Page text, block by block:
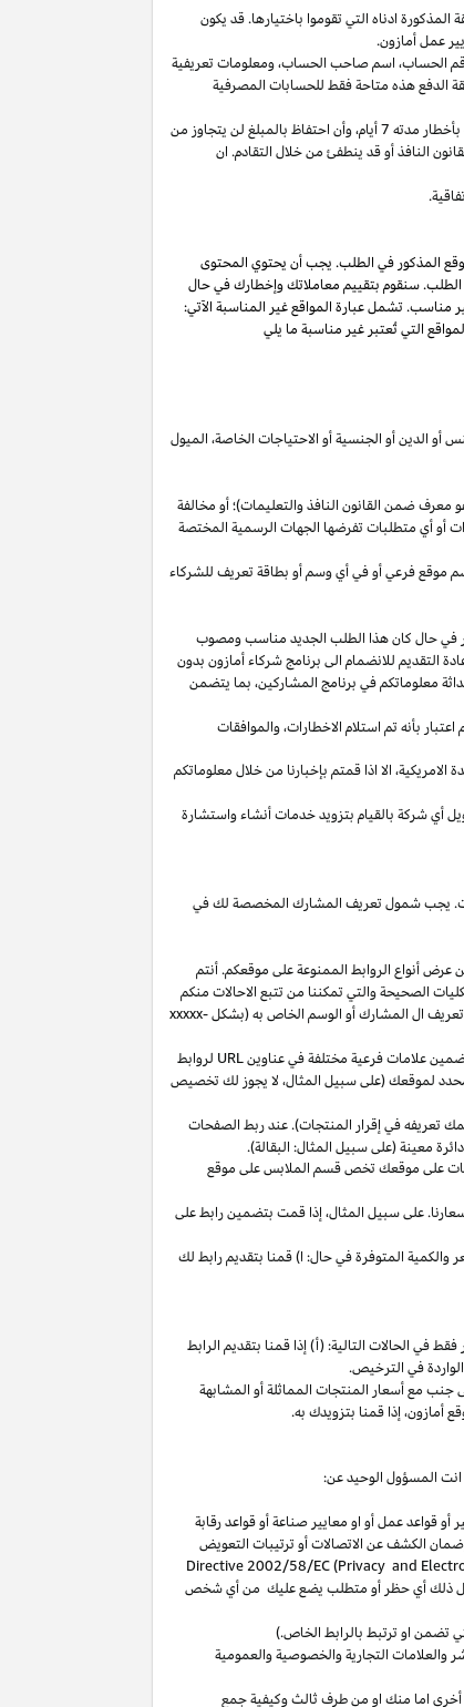
الشهر الذي تم كسب العمولة فيه بالطريقة المذكورة ادناه التي تقوموا باختيارها. قد يكون
عمل أمازون.
الحساب، اسم صاحب الحساب،ومعلومات تعريفية
الدفعهذه متاحةفقط للحسابات المصرفية
مدته 7 أيام،وأن احتفاظ بالمبلغ لن يتجاوز من
النافذ أو قد ينطفئ من خلال التقادم. ان
المذكور في الطلب. يجب أن يحتوي المحتوى
الطلب. سنقوم بتقييم معاملاتك وإخطارك في حال
مناسب. تشمل عبارة المواقع غير المناسبة الآتي:
التي تُعتبر غير مناسبة ما يلي
أو الدين أو الجنسية أو الاحتياجات الخاصة، الميول
ضمن القانون النافذ والتعليمات)؛ أو مخالفة
أو أي متطلبات تفرضها الجهات الرسمية المختصة
موقع فرعي أو في أي وسم أو بطاقة تعريف للشركاء
في حال كان هذا الطلب الجديد مناسب ومصوب
التقديم للانضمام الى برنامج شركاء أمازون بدون
معلوماتكم في برنامج المشاركين، بما يتضمن
بأنه تم استلام الاخطارات،والموافقات
الامريكية، الا اذا قمتم بإخبارنا من خلال معلوماتكم
أي شركة بالقيام بتزويد خدمات أنشاء واستشارة
يجب شمول تعريف المشارك المخصصة لك في
عرض أنواع الروابط الممنوعة على موقعكم. أنتم
الصحيحة والتي تمكننا من تتبع الاحالات منكم
ال المشارك أو الوسم الخاص به (بشكلxxxxx-
علامات فرعية مختلفة في عناوينURL لروابط
لموقعك (على سبيل المثال، لا يجوز لك تخصيص
تعريفه في إقرار المنتجات). عند ربط الصفحات
معينة (على سبيل المثال: البقالة).
على موقعك تخص قسم الملابس على موقع
.علىسبيل المثال،إذا قمت بتضمينرابطعلى
المتوفرة في حال: ا) قمنا بتقديم رابط لك
في الحالات التالية: (أ) إذا قمنا بتقديم الرابط
الواردة في الترخيص.
جنب معأسعار المنتجات المماثلةأو المشابهة
أمازون، إذا قمنا بتزويدك به.
المسؤول الوحيد عن:
قواعد عمل أو او معايير صناعة أو قواعد رقابة
الكشف عن الاتصالات أو ترتيبات التعويض
Directive 2002/58/EC (Privacy and
ذلك أي حظر أو متطلب يضع عليك من أي شخص
او ترتبط بالرابط الخاص.)
التجارية والخصوصية والعمومية
أخرى اما منك او من طرف ثالث وكيفية جمع